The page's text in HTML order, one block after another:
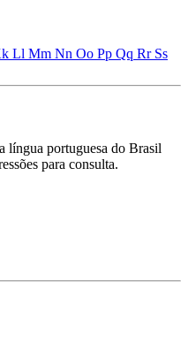
Ll Mm Nn Oo Pp Qq Rr Ss
língua portuguesa do Brasil
para consulta.